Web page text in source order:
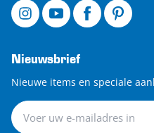
Nieuwsbrief
Nieuwe items en speciale
Nieuwsbrief